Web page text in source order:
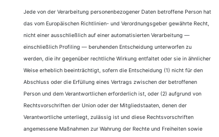
Jede von der Verarbeitung personenbezogener Daten betroffene Person hat
das vom Europäischen Richtlinien- und Verordnungsgeber gewährte Recht,
nicht einer ausschließlich auf einer automatisierten Verarbeitung —
einschließlich Profiling — beruhenden Entscheidung unterworfen zu
werden, die ihr gegenüber rechtliche Wirkung entfaltet oder sie in ähnlicher
Weise erheblich beeinträchtigt, sofern die Entscheidung (1) nicht für den
Abschluss oder die Erfüllung eines Vertrags zwischen der betroffenen
Person und dem Verantwortlichen erforderlich ist, oder (2) aufgrund von
Rechtsvorschriften der Union oder der Mitgliedstaaten, denen der
Verantwortliche unterliegt, zulässig ist und diese Rechtsvorschriften
angemessene Maßnahmen zur Wahrung der Rechte und Freiheiten sowie